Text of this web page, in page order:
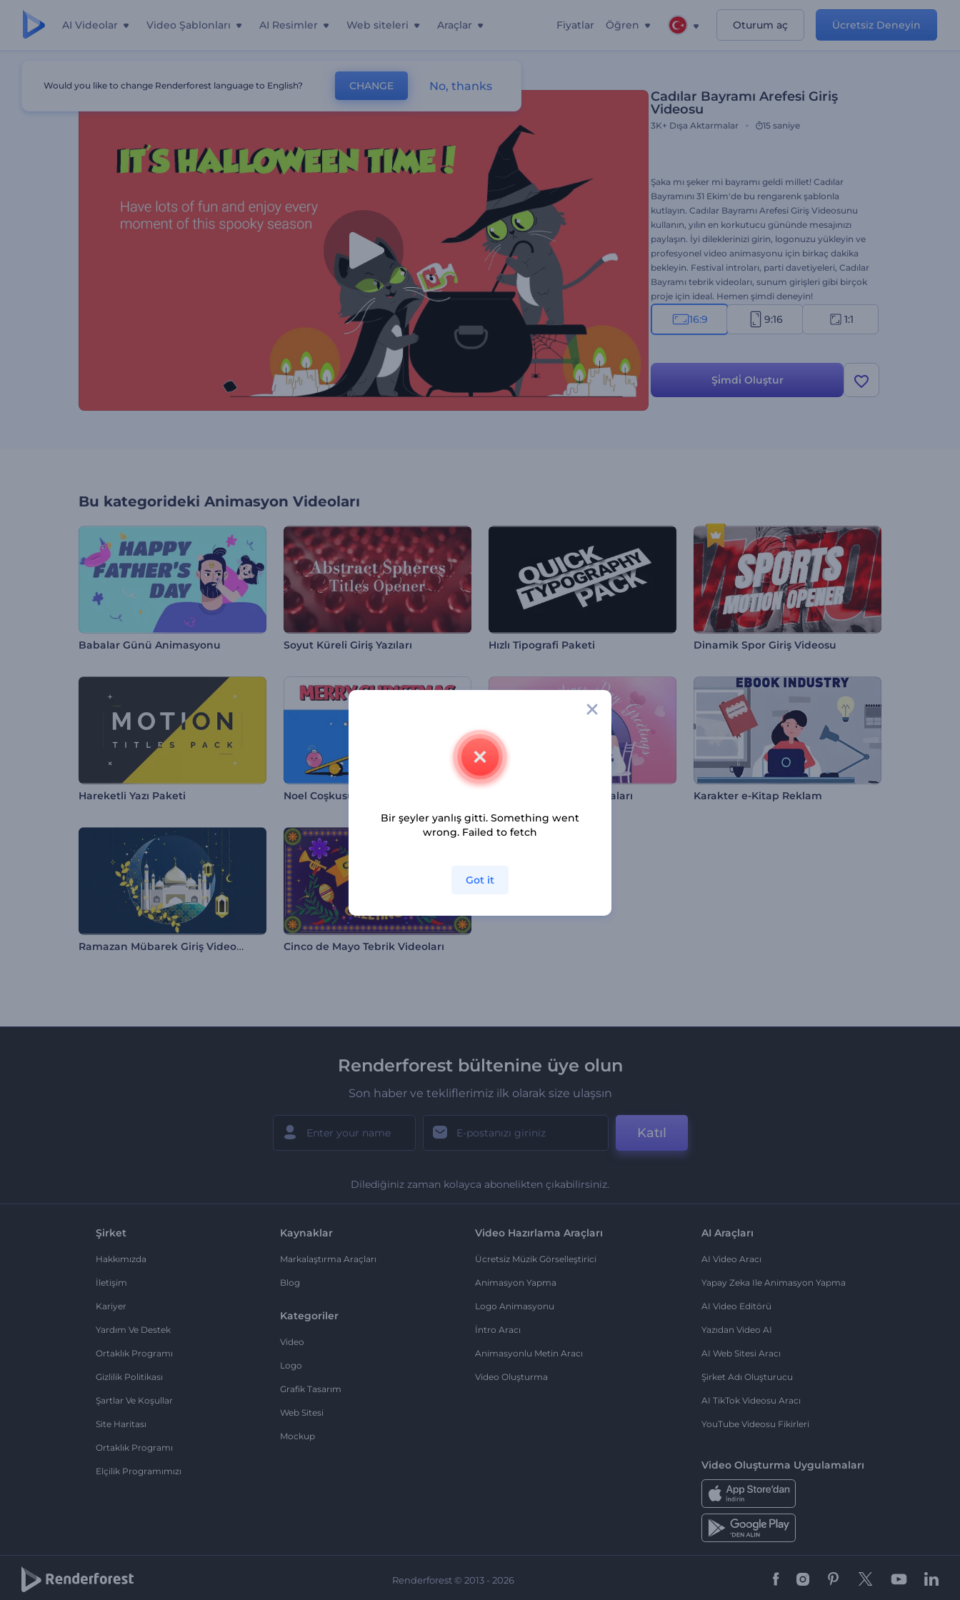
AI Videolar Video Şablonları AI Resimler Web siteleri Araçlar Fiyatlar Öğren Oturum aç Ücretsiz Deneyin
Cadılar Bayramı Arefesi Giriş
Videosu
3K+ Dışa Aktarmalar 15 saniye
Şaka mı şeker mi bayramı geldi millet! Cadılar
Bayramını 31 Ekim'de bu rengarenk şablonla
kutlayın. Cadılar Bayramı Arefesi Giriş Videosunu
kullanın, yılın en korkutucu gününde mesajınızı
paylaşın. İyi dileklerinizi girin, logonuzu yükleyin ve
profesyonel video animasyonu için birkaç dakika
bekleyin. Festival introları, parti davetiyeleri, Cadılar
Bayramı tebrik videoları, sunum girişleri gibi birçok
proje için ideal. Hemen şimdi deneyin!
16:9 9:16 1:1
Şi̇mdi̇ Oluştur
Bu kategorideki Animasyon Videoları
Babalar Günü Animasyonu Soyut Küreli Giriş Yazıları Hızlı Tipografi Paketi Dinamik Spor Giriş Videosu
Hareketli Yazı Paketi Noel Coşkusu 2D Giriş Videosu Sevgililer Günü Kutlamaları Karakter e-Kitap Reklam
Ramazan Mübarek Giriş Videosu Cinco de Mayo Tebrik Videoları
Renderforest bültenine üye olun
Son haber ve tekliflerimiz ilk olarak size ulaşsın
Katıl
Dilediğiniz zaman kolayca abonelikten çıkabilirsiniz.
Şirket
Hakkımızda
İletişim
Kariyer
Yardım Ve Destek
Ortaklık Programı
Gizlilik Politikası
Şartlar Ve Koşullar
Site Haritası
Ortaklık Programı
Elçilik Programımızı
Kaynaklar
Markalaştırma Araçları
Blog
Kategoriler
Video
Logo
Grafik Tasarım
Web Sitesi
Mockup
Video Hazırlama Araçları
Ücretsiz Müzik Görselleştirici
Animasyon Yapma
Logo Animasyonu
İntro Aracı
Animasyonlu Metin Aracı
Video Oluşturma
AI Araçları
AI Video Aracı
Yapay Zeka Ile Animasyon Yapma
AI Video Editörü
Yazıdan Video AI
AI Web Sitesi Aracı
Şirket Adı Oluşturucu
AI TikTok Videosu Aracı
YouTube Videosu Fikirleri
Video Oluşturma Uygulamaları
Renderforest © 2013 - 2026
Would you like to change Renderforest language to English? CHANGE No, thanks
Bir şeyler yanlış gitti. Something went
wrong. Failed to fetch
Got it